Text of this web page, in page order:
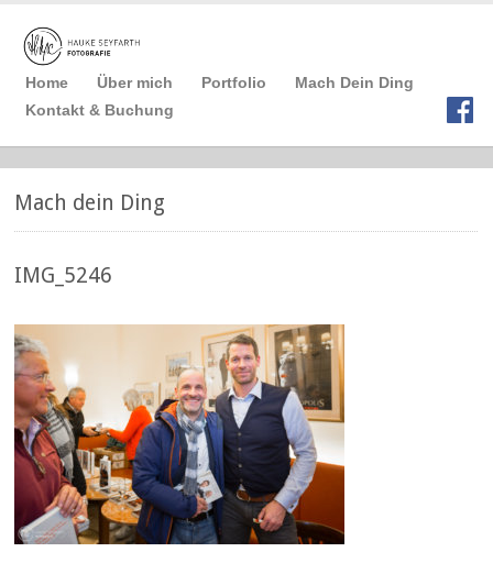
Home Über mich Portfolio
Mach Dein Ding
Kontakt & Buchung
Mach dein Ding
IMG_5246